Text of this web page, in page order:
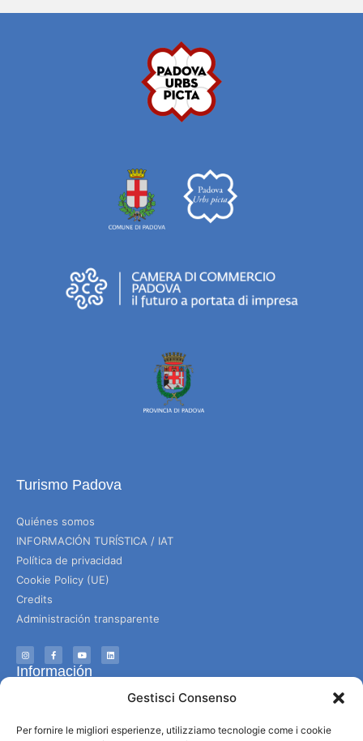
Gestisci Consenso
Per fornire le migliori esperienze, utilizziamo tecnologie come i cookie
Turismo Padova
Quiénes somos
INFORMACIÓN TURÍSTICA / IAT
Política de privacidad
Cookie Policy (UE)
Credits
Administración transparente
Información
Servicios útiles